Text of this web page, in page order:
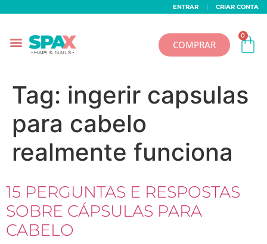
ENTRAR | CRIAR CONTA
COMPRAR
0
Tag: ingerir capsulas
para cabelo
realmente funciona
15 PERGUNTAS E RESPOSTAS
SOBRE CÁPSULAS PARA
CABELO